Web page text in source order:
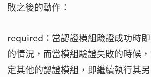
敗之後的動作：
required：當認證模組驗證成功時
的情況，而當模組驗證失敗的時候
定其他的認證模組，即繼續執行其